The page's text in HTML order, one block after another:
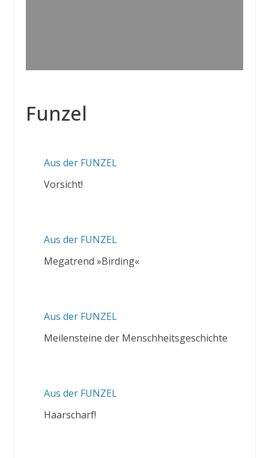
Funzel
Aus der FUNZEL
Vorsicht!
Aus der FUNZEL
Megatrend »Birding«
Aus der FUNZEL
Meilensteine der Menschheitsgeschichte
Aus der FUNZEL
Haarscharf!